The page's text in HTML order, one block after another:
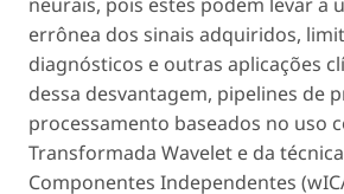
errônea dos sinais adquiridos,
diagnósticos e outras aplicações
dessa desvantagem, pipelines de
processamento baseados no uso
Transformada Wavelet e da
Componentes Independentes